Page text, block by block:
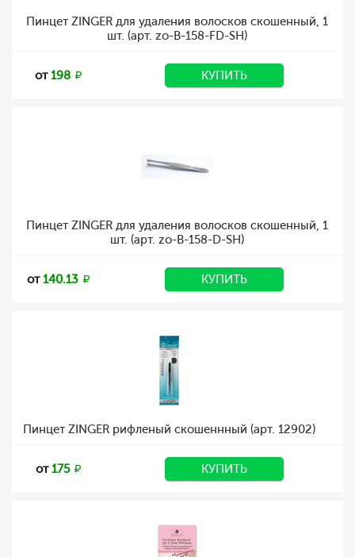
Пинцет ZINGER для удаления волосков скошенный, 1
шт. (арт. zo-B-158-FD-SH)
от198 КУПИТЬ
Пинцет ZINGER для удаления волосков скошенный, 1
шт. (арт. zo-B-158-D-SH)
от140.13 КУПИТЬ
Пинцет ZINGER рифленый скошеннный (арт. 12902)
от175 КУПИТЬ